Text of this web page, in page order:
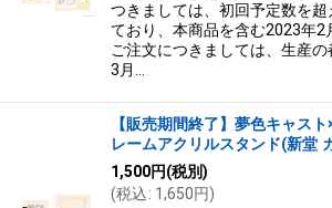
つきましては、初回予定数を
ており、本商品を含む2023年2
ご注文につきましては、生産
3月…
【販売期間終了】夢色キャス
レームアクリルスタンド(新堂
1,500円(税別)
(税込: 1,650円)